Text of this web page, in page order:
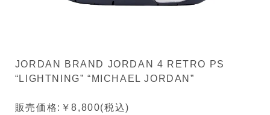
JORDAN BRAND JORDAN 4 RETRO PS
“LIGHTNING” “MICHAEL JORDAN”
販売価格:￥8,800(税込)